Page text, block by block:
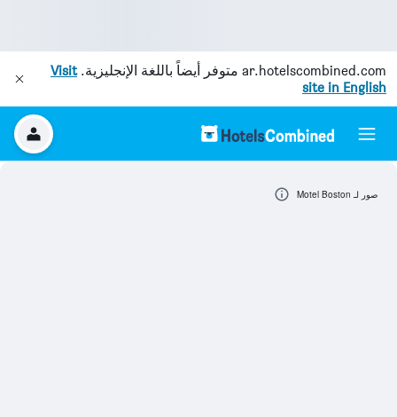
ar.hotelscombined.com متوفر أيضاً باللغة الإنجليزية.Visit
site in English
صور لـ Motel Boston